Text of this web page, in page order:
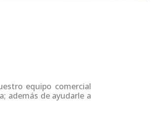
equipo comercial
además de ayudarle a